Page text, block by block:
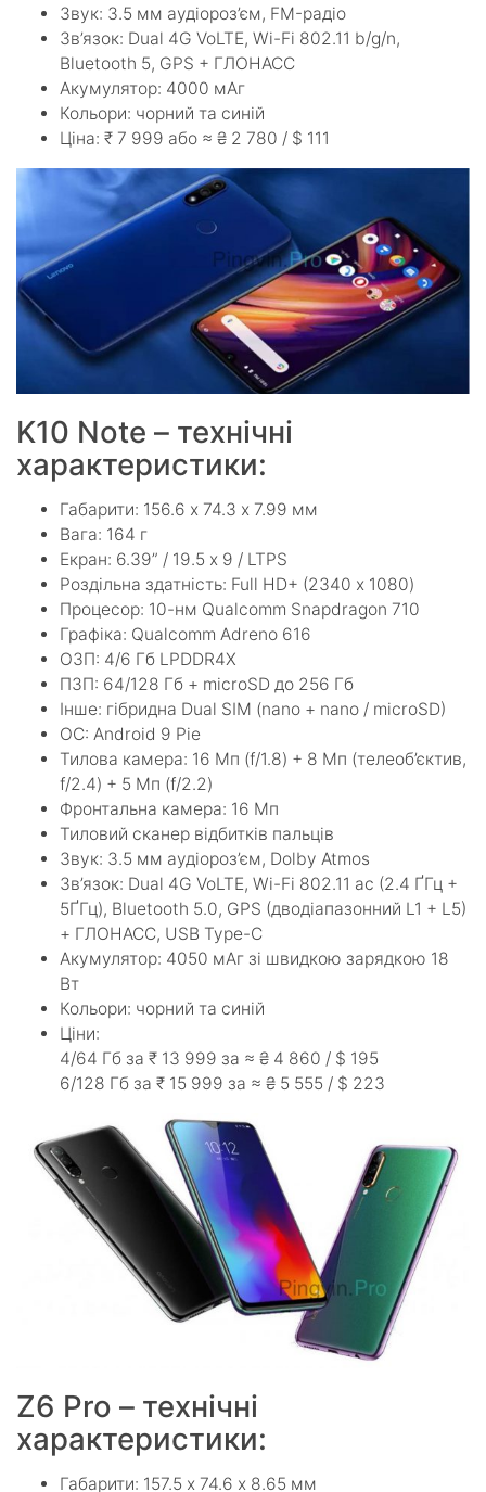
Звук: 3.5 мм аудіороз’єм, FM-радіо
Зв’язок: Dual 4G VoLTE, Wi-Fi 802.11 b/g/n,
Bluetooth 5, GPS + ГЛОНАСС
Акумулятор: 4000 мАг
Кольори: чорний та синій
Ціна: ₹ 7 999 або ≈ ₴ 2 780 / $ 111
K10 Note – технічні
характеристики:
Габарити: 156.6 х 74.3 х 7.99 мм
Вага: 164 г
Екран: 6.39” / 19.5 х 9 / LTPS
Роздільна здатність: Full HD+ (2340 х 1080)
Процесор: 10-нм Qualcomm Snapdragon 710
Графіка: Qualcomm Adreno 616
ОЗП: 4/6 Гб LPDDR4X
ПЗП: 64/128 Гб + microSD до 256 Гб
Інше: гібридна Dual SIM (nano + nano / microSD)
ОС: Android 9 Pie
Тилова камера: 16 Мп (f/1.8) + 8 Мп (телеоб’єктив,
f/2.4) + 5 Мп (f/2.2)
Фронтальна камера: 16 Мп
Тиловий сканер відбитків пальців
Звук: 3.5 мм аудіороз’єм, Dolby Atmos
Зв’язок: Dual 4G VoLTE, Wi-Fi 802.11 ac (2.4 ҐГц +
5ҐГц), Bluetooth 5.0, GPS (дводіапазонний L1 + L5)
+ ГЛОНАСС, USB Type-C
Акумулятор: 4050 мАг зі швидкою зарядкою 18
Вт
Кольори: чорний та синій
Ціни:
4/64 Гб за ₹ 13 999 за ≈ ₴ 4 860 / $ 195
6/128 Гб за ₹ 15 999 за ≈ ₴ 5 555 / $ 223
Z6 Pro – технічні
характеристики:
Габарити: 157.5 х 74.6 х 8.65 мм